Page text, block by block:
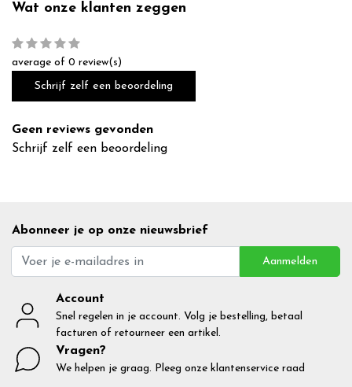
Wat onze klanten zeggen
average of 0 review(s)
Schrijf zelf een beoordeling
Geen reviews gevonden
Schrijf zelf een beoordeling
Abonneer je op onze nieuwsbrief
Aanmelden
Account
Snel regelen in je account. Volg je bestelling, betaal
facturen of retourneer een artikel.
Vragen?
We helpen je graag. Pleeg onze klantenservice raad